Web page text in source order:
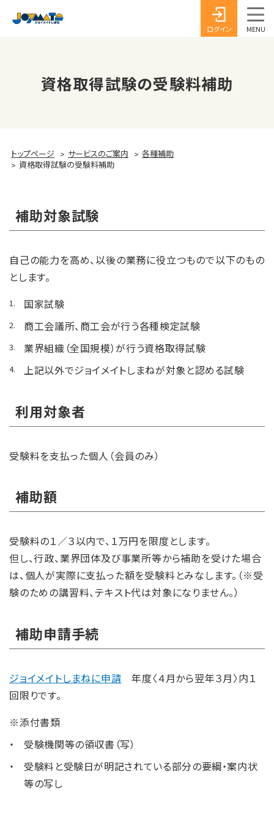
ログイン
資格取得試験の受験料補助
トップページ サービスのご案内
各種補助
資格取得試験の受験料補助
補助対象試験
自己の能力を高め、以後の業務に役立つもので以下のもの
とします。
国家試験
商工会議所、商工会が行う各種検定試験
業界組織（全国規模）が行う資格取得試験
上記以外でジョイメイトしまねが対象と認める試験
利用対象者
受験料を支払った個人（会員のみ）
補助額
受験料の１／３以内で、１万円を限度とします。
但し、行政、業界団体及び事業所等から補助を受けた場合
は、個人が実際に支払った額を受験料とみなします。（※受
験のための講習料、テキスト代は対象になりません。）
補助申請手続
ジョイメイトしまねに申請 年度〈４月から翌年３月〉内１
回限りです。
※添付書類
受験機関等の領収書（写）
受験料と受験日が明記されている部分の要綱・案内状
等の写し